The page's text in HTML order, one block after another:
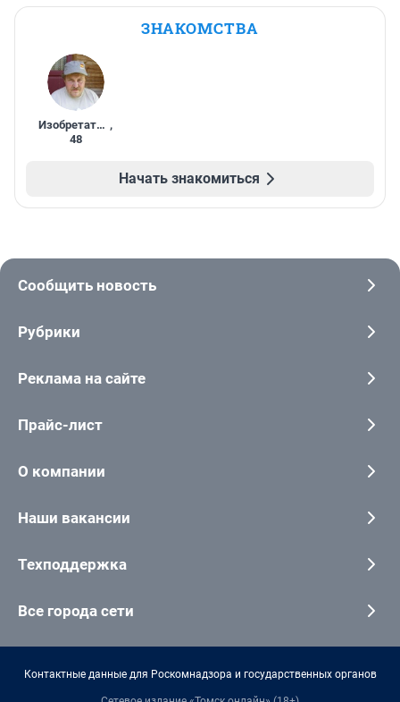
ЗНАКОМСТВА
Изобретатель ,
48
Начать знакомиться
Сообщить новость
Рубрики
Реклама на сайте
Прайс-лист
О компании
Наши вакансии
Техподдержка
Все города сети
Контактные данные для Роскомнадзора и государственных органов